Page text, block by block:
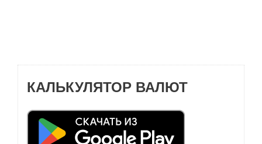
КАЛЬКУЛЯТОР ВАЛЮТ